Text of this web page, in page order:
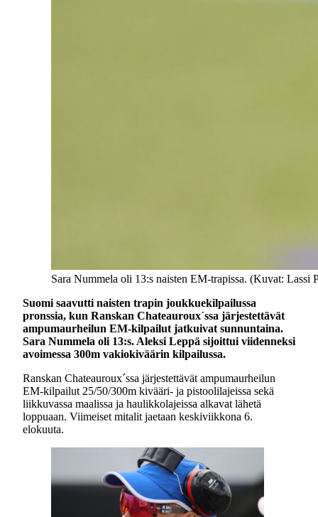
Sara Nummela oli 13:s naisten EM-trapissa. (Kuvat: Lassi
Suomi saavutti naisten trapin joukkuekilpailussa
pronssia, kun Ranskan Chateauroux´ssa järjestettävät
ampumaurheilun EM-kilpailut jatkuivat sunnuntaina.
Sara Nummela oli 13:s. Aleksi Leppä sijoittui viidenneksi
avoimessa 300m vakiokiväärin kilpailussa.
Ranskan Chateauroux´ssa järjestettävät ampumaurheilun
EM-kilpailut 25/50/300m kivääri- ja pistoolilajeissa sekä
liikkuvassa maalissa ja haulikkolajeissa alkavat lähetä
loppuaan. Viimeiset mitalit jaetaan keskiviikkona 6.
elokuuta.